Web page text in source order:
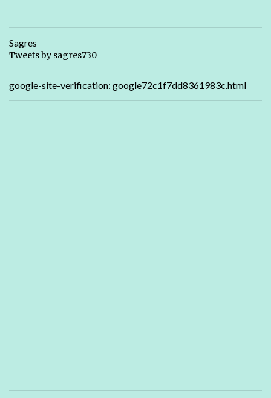
Sagres
Tweets by sagres730
google-site-verification: google72c1f7dd8361983c.html